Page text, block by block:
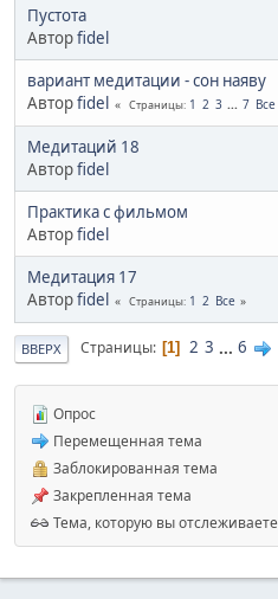
Пустота
Авторfidel
вариант медитации - сон наяву
Авторfidel Страницы 1 2 3 ... 7 Все
Медитаций 18
Авторfidel
Практика с фильмом
Авторfidel
Медитация 17
Авторfidel Страницы 1 2 Все
ВВЕРХ Страницы 1 2 3 ... 6
Опрос
Перемещенная тема
Заблокированная тема
Закрепленная тема
Тема, которую вы отслеживаете